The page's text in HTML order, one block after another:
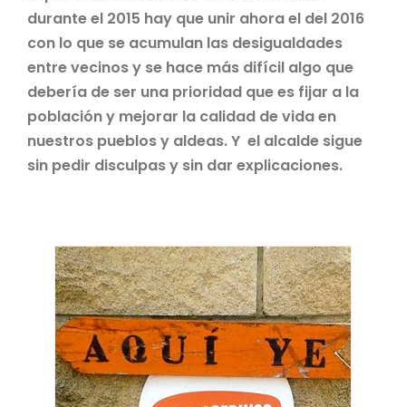
durante el 2015 hay que unir ahora el del 2016
con lo que se acumulan las desigualdades
entre vecinos y se hace más difícil algo que
debería de ser una prioridad que es fijar a la
población y mejorar la calidad de vida en
nuestros pueblos y aldeas. Y el alcalde sigue
sin pedir disculpas y sin dar explicaciones.